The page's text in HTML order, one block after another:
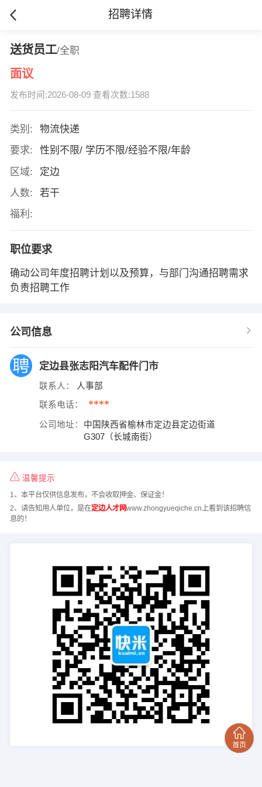
招聘详情
送货员工/全职
面议
发布时间:2026-08-09 查看次数:1588
类别:
物流快递
要求:
性别不限/ 学历不限/经验不限/年龄
区域:
定边
人数:
若干
福利:
职位要求
确动公司年度招聘计划以及预算，与部门沟通招聘需求
负责招聘工作
公司信息
定边县张志阳汽车配件门市
联系人： 人事部
联系电话： ****
公司地址：
中国陕西省榆林市定边县定边街道
G307（长城南街）
温馨提示
1、本平台仅供信息发布，不会收取押金、保证金！
2、请告知用人单位，是在定边人才网www.zhongyueqiche.cn上看到该招聘信
息的！